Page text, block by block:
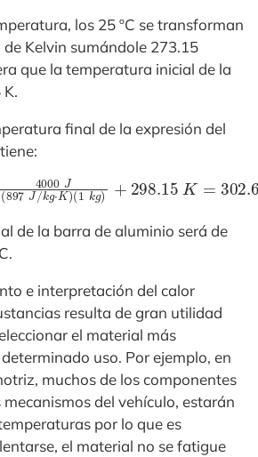
los 25 ºC se transforman
Kelvin sumándole 273.15
que la temperatura inicial de la
final de la expresión del
897 J/
302.61 K
de la barra de aluminio será de
e interpretación del calor
resulta de gran utilidad
el material más
uso. Por ejemplo, en
muchos de los componentes
del vehículo, estarán
por lo que es
el material no se fatigue